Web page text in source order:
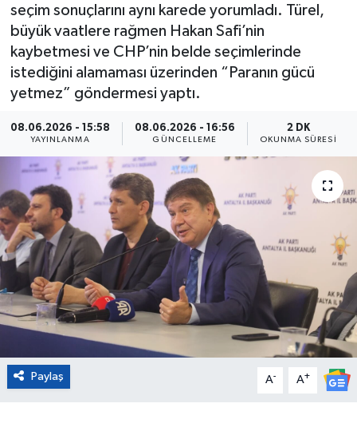
seçim sonuçlarını aynı karede yorumladı. Türel,
büyük vaatlere rağmen Hakan Safi’nin
kaybetmesi ve CHP’nin belde seçimlerinde
istediğini alamaması üzerinden “Paranın gücü
yetmez” göndermesi yaptı.
08.06.2026 - 15:58
YAYINLANMA
08.06.2026 - 16:56
GÜNCELLEME
2 DK
OKUNMA SÜRESI
Paylaş A- A+
Yaşam
Asayiş
Dünya
Eğitim
Sağlık
Magazin
Turizm
Çevre
Kültür ve Sanat
Sivil Toplum
Son Dakika Haberleri
Haber Arşivi